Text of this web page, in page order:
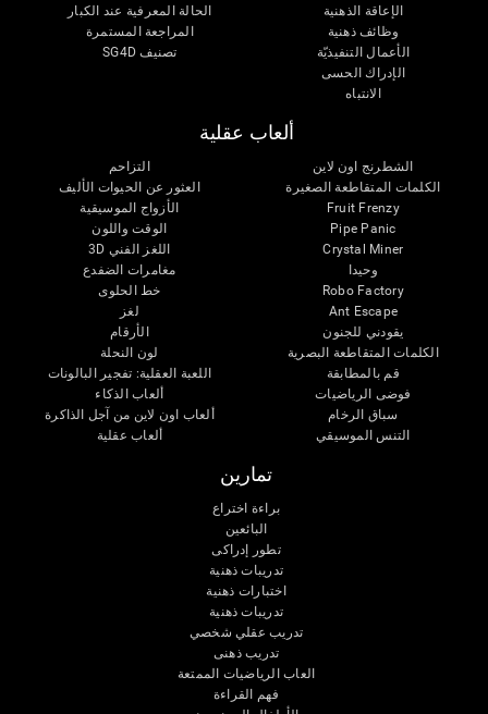
الإعاقة الذهنية
وظائف ذهنية
الأعمال التنفيذيّة
الإدراك الحسى
الانتباه
الحالة المعرفية عند الكبار
المراجعة المستمرة
تصنيف SG4D
ألعاب عقلية
الشطرنج اون لاين
الكلمات المتقاطعة الصغيرة
Fruit Frenzy
Pipe Panic
Crystal Miner
وحيدا
Robo Factory
Ant Escape
يقودني للجنون
الكلمات المتقاطعة البصرية
قم بالمطابقة
فوضى الرياضيات
سباق الرخام
التنس الموسيقي
التزاحم
العثور عن الحيوات الأليف
الأزواج الموسيقية
الوقت واللون
اللغز الفني 3D
مغامرات الضفدع
خط الحلوى
لغز
الأرقام
لون النحلة
اللعبة العقلية: تفجير البالونات
ألعاب الذكاء
ألعاب اون لاين من آجل الذاكرة
ألعاب عقلية
تمارين
براءة اختراع
البائعين
تطور إدراكى
تدريبات ذهنية
اختبارات ذهنية
تدريبات ذهنية
تدريب عقلي شخصي
تدريب ذهنى
العاب الرياضيات الممتعة
فهم القراءة